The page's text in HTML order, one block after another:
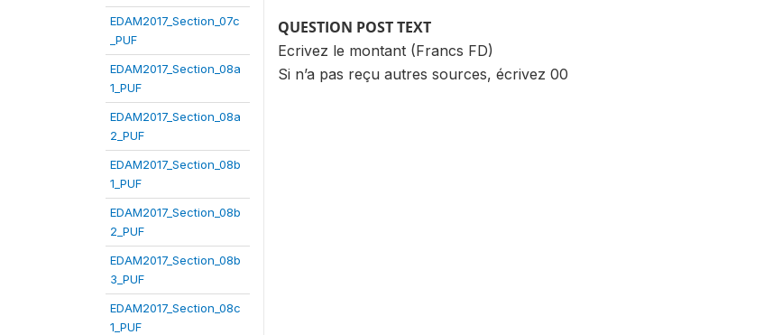
EDAM2017_Section_07c
_PUF
EDAM2017_Section_08a
1_PUF
EDAM2017_Section_08a
2_PUF
EDAM2017_Section_08b
1_PUF
EDAM2017_Section_08b
2_PUF
EDAM2017_Section_08b
3_PUF
EDAM2017_Section_08c
1_PUF
QUESTION POST TEXT
Ecrivez le montant (Francs FD)
Si n’a pas reçu autres sources, écrivez 00